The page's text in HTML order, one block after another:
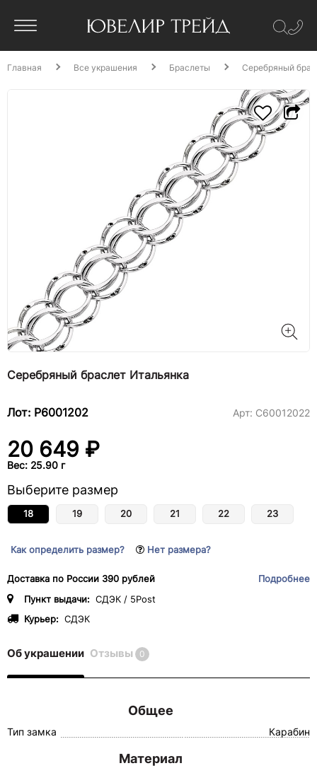
Главная Все украшения Браслеты Серебряный
Серебряный браслет Итальянка
Лот: Р6001202 Арт: С60012022
20 649 ₽
Вес: 25.90 г
Выберите размер
18 19 20 21 22 23
Как определить размер? Нет размера?
Доставка по России 390 рублей
Подробнее
Пункт выдачи: СДЭК / 5Post
Курьер: СДЭК
Об украшении Отзывы 0
Общее
Тип замка Карабин
Материал